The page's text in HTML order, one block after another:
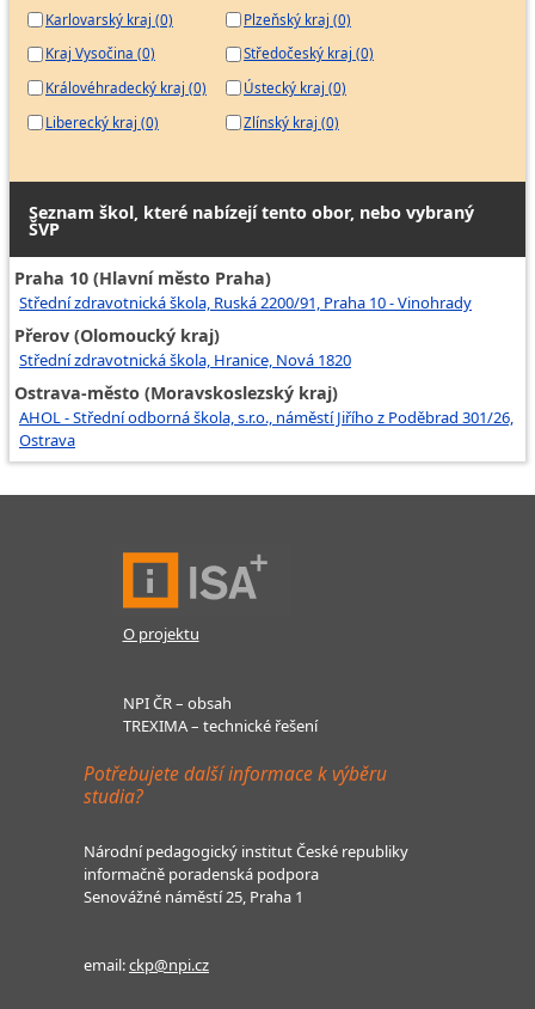
Karlovarský kraj (0)
Kraj Vysočina (0)
Královéhradecký kraj (0)
Liberecký kraj (0)
Plzeňský kraj (0)
Středočeský kraj (0)
Ústecký kraj (0)
Zlínský kraj (0)
Seznam škol, které nabízejí tento obor, nebo vybraný
ŠVP
Praha 10 (Hlavní město Praha)
Střední zdravotnická škola, Ruská 2200/91, Praha 10 - Vinohrady
Přerov (Olomoucký kraj)
Střední zdravotnická škola, Hranice, Nová 1820
Ostrava-město (Moravskoslezský kraj)
AHOL - Střední odborná škola, s.r.o., náměstí Jiřího z Poděbrad 301/26,
Ostrava
O projektu
NPI ČR – obsah
TREXIMA – technické řešení
Potřebujete další informace k výběru
studia?
Národní pedagogický institut České republiky
informačně poradenská podpora
Senovážné náměstí 25, Praha 1
email:ckp@npi.cz